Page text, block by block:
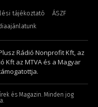
tájékoztató
ÁSZF
Rádió Nonprofit Kft, az
Kft az MTVA és a Magyar
és Magazin. Minden jog